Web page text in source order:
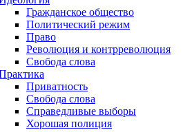
Гражданское общество
Политический режим
Право
Революция и контрреволюция
Свобода слова
Приватность
Свобода слова
Справедливые выборы
Хорошая полиция